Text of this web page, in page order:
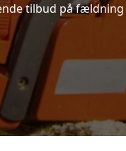
tilbud på